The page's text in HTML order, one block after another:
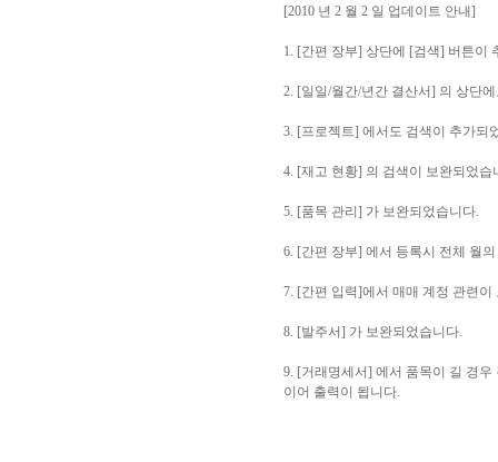
[2010 년 2 월 2 일 업데이트 안내]
1. [간편 장부] 상단에 [검색] 버튼이
2. [일일/월간/년간 결산서] 의 상단
3. [프로젝트] 에서도 검색이 추가되
4. [재고 현황] 의 검색이 보완되었습
5. [품목 관리] 가 보완되었습니다.
6. [간편 장부] 에서 등록시 전체 월
7. [간편 입력]에서 매매 계정 관련이
8. [발주서] 가 보완되었습니다.
9. [거래명세서] 에서 품목이 길 경
이어 출력이 됩니다.